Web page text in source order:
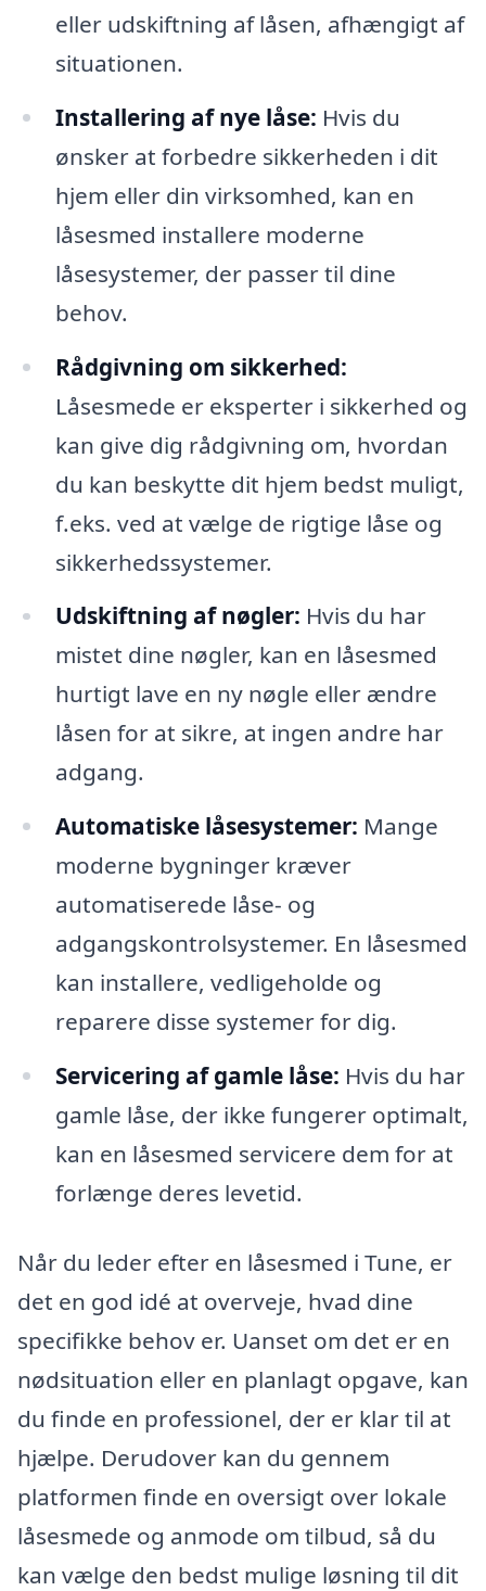
eller udskiftning af låsen, afhængigt af
situationen.
Installering af nye låse: Hvis du
ønsker at forbedre sikkerheden i dit
hjem eller din virksomhed, kan en
låsesmed installere moderne
låsesystemer, der passer til dine
behov.
Rådgivning om sikkerhed:
Låsesmede er eksperter i sikkerhed og
kan give dig rådgivning om, hvordan
du kan beskytte dit hjem bedst muligt,
f.eks. ved at vælge de rigtige låse og
sikkerhedssystemer.
Udskiftning af nøgler: Hvis du har
mistet dine nøgler, kan en låsesmed
hurtigt lave en ny nøgle eller ændre
låsen for at sikre, at ingen andre har
adgang.
Automatiske låsesystemer: Mange
moderne bygninger kræver
automatiserede låse- og
adgangskontrolsystemer. En låsesmed
kan installere, vedligeholde og
reparere disse systemer for dig.
Servicering af gamle låse: Hvis du har
gamle låse, der ikke fungerer optimalt,
kan en låsesmed servicere dem for at
forlænge deres levetid.
Når du leder efter en låsesmed i Tune, er
det en god idé at overveje, hvad dine
specifikke behov er. Uanset om det er en
nødsituation eller en planlagt opgave, kan
du finde en professionel, der er klar til at
hjælpe. Derudover kan du gennem
platformen finde en oversigt over lokale
låsesmede og anmode om tilbud, så du
kan vælge den bedst mulige løsning til dit